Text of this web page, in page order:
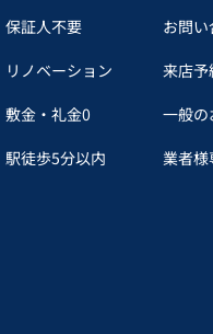
保証人不要
リノベーション
敷金・礼金0
駅徒歩5分以内
お問
来店予
一般の
業者